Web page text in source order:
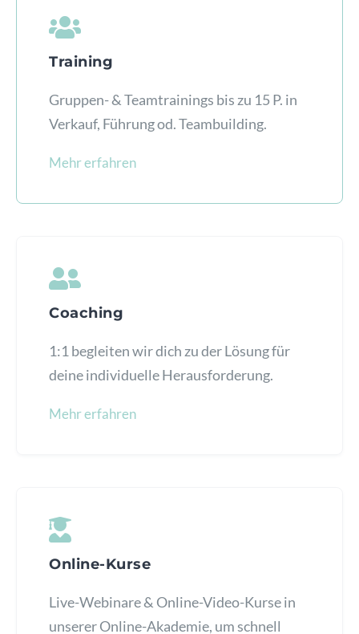
Training
Gruppen- & Teamtrainings bis zu 15 P. in
Verkauf, Führung od. Teambuilding.
Mehr erfahren
Coaching
1:1 begleiten wir dich zu der Lösung für
deine individuelle Herausforderung.
Mehr erfahren
Online-Kurse
Live-Webinare & Online-Video-Kurse in
unserer Online-Akademie, um schnell